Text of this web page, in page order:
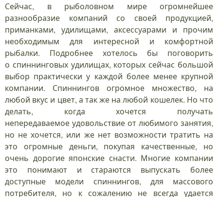
Сейчас, в рыболовном мире огромнейшее
разнообразие компаний со своей продукцией,
приманками, удилищами, аксессуарами и прочим
необходимым для интересной и комфортной
рыбалки. Подробнее хотелось бы поговорить
о спиннинговых удилищах, которых сейчас большой
выбор практически у каждой более менее крупной
компании. Спиннингов огромное множество, на
любой вкус и цвет, а так же на любой кошелек. Но что
делать, когда хочется получать
непередаваемое удовольствие от любимого занятия,
но не хочется, или же нет возможности тратить на
это огромные деньги, покупая качественные, но
очень дорогие японские снасти. Многие компании
это понимают и стараются выпускать более
доступные модели спиннингов, для массового
потребителя, но к сожалению не всегда удается